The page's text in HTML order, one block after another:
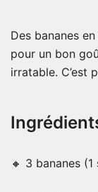
Des bananes
pour un bon
irratable. C’est
🔸 3 bananes